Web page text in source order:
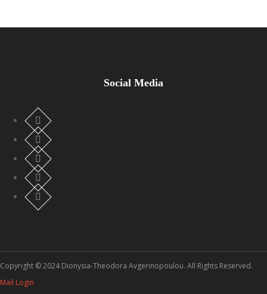
Social Media
Copyright © 2024 Dionysia-Theodora Avgerinopoulou. All Rights Reserved.
Mail Login